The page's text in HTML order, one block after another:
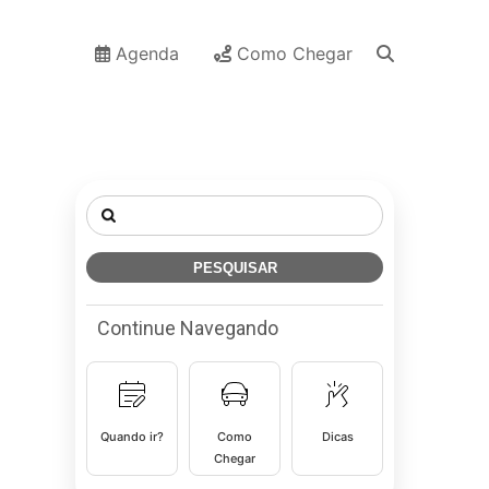
Agenda Como Chegar
Pesquisar
por:
Continue Navegando
Quando ir?
Como
Chegar
Dicas